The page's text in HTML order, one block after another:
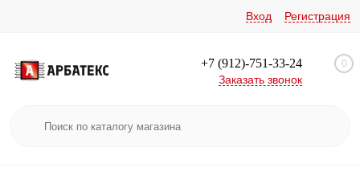
Вход Регистрация
+7 (912)-751-33-24
Заказать звонок
0